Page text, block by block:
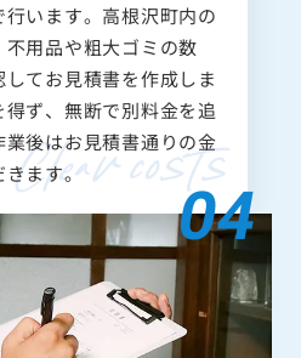
います。高根沢町内の
用品や粗大ゴミの数
てお見積書を作成しま
ず、無断で別料金を追
後はお見積書通りの金
きます。